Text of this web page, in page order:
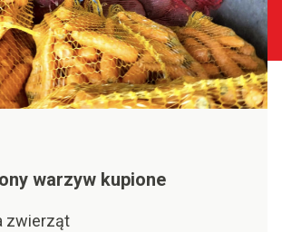
warzyw kupione
zwierząt